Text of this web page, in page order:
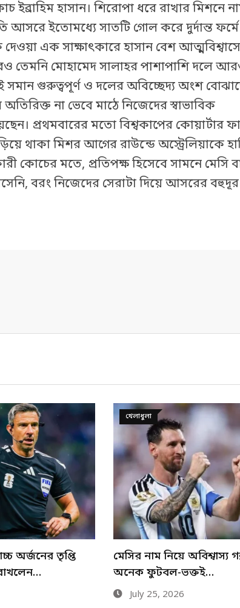
হাসান। শিরোপা ধরে রাখার মিশনে
ইতোমধ্যে সাতটি গোল করে দুর্দান্ত ফর্মে
এক সাক্ষাৎকারে হাসান বেশ
তেমনি মোহামেদ সালাহর পাশাপাশি দলে
গুরুত্বপূর্ণ ও দলের অবিচ্ছেদ্য অংশ
না ভেবে মাঠে নিজেদের স্বাভাবিক
প্রথমবারের মতো বিশ্বকাপের কোয়ার্টার
থাকা মিশর আগের রাউন্ডে অস্ট্রেলিয়াকে
কোচের মতে, প্রতিপক্ষ হিসেবে সামনে মেসি
বরং নিজেদের সেরাটা দিয়ে আসরের বহুদূর
গল্প, যা
খেলাধুলা
স্পেনের বিপক্ষে ফাইনালে
জয়েই উঁকি দিচ্ছে…
July 19, 2026